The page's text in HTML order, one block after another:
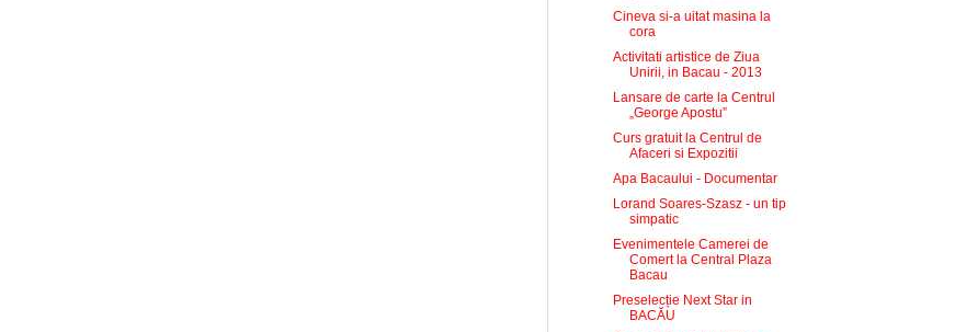
Cineva si-a uitat masina la
cora
Activitati artistice de Ziua
Unirii, in Bacau - 2013
Lansare de carte la Centrul
„George Apostu”
Curs gratuit la Centrul de
Afaceri si Expozitii
Apa Bacaului - Documentar
Lorand Soares-Szasz - un tip
simpatic
Evenimentele Camerei de
Comert la Central Plaza
Bacau
Preselecție Next Star in
BACĂU